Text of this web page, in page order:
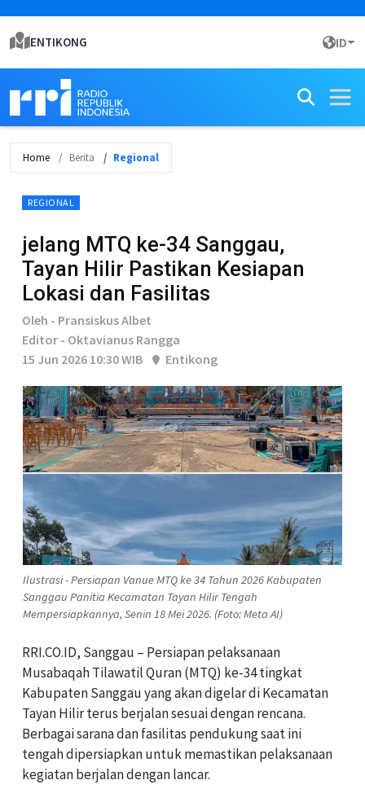
ENTIKONG ID
Home Berita Regional
REGIONAL
jelang MTQ ke-34 Sanggau,
Tayan Hilir Pastikan Kesiapan
Lokasi dan Fasilitas
Oleh - Pransiskus Albet
Editor - Oktavianus Rangga
15 Jun 2026 10:30 WIB
Entikong
Ilustrasi - Persiapan Vanue MTQ ke 34 Tahun 2026 Kabupaten
Sanggau Panitia Kecamatan Tayan Hilir Tengah
Mempersiapkannya, Senin 18 Mei 2026. (Foto: Meta AI)
RRI.CO.ID, Sanggau – Persiapan pelaksanaan
Musabaqah Tilawatil Quran (MTQ) ke-34 tingkat
Kabupaten Sanggau yang akan digelar di Kecamatan
Tayan Hilir terus berjalan sesuai dengan rencana.
Berbagai sarana dan fasilitas pendukung saat ini
tengah dipersiapkan untuk memastikan pelaksanaan
kegiatan berjalan dengan lancar.